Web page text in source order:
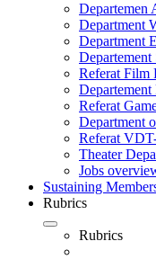
Departemen
Department
Department
Referat Film
Referat
Department
Referat
Theater
Jobs
Sustaining
Rubrics
Rubrics